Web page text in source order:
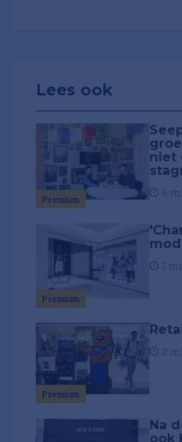
Lees ook
Premium
niet
Premium
Premium
Na
ook